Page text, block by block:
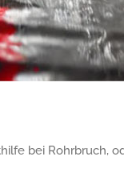
bei Rohrbruch,